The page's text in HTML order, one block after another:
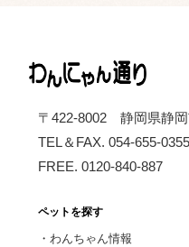
〒422-8002 静岡県静
TEL＆FAX. 054-655-0355
FREE. 0120-840-887
ペットを探す
・わんちゃん情報